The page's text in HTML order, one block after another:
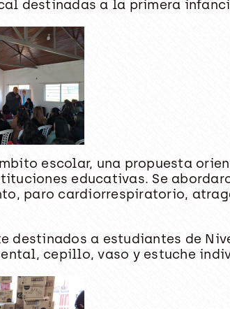
destinadas a la primera
escolar, una propuesta
educativas. Se
paro cardiorrespiratorio,
destinados a estudiantes de
cepillo, vaso y estuche